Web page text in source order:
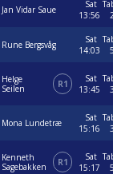
Jan Vidar Saue
Sat
13:56
Rune Bergsvåg
Sat
14:03
Helge
Seilen
R1
Sat
13:45
Mona Lundetræ
Sat
15:16
Kenneth
Sagebakken
R1
Sat
15:17